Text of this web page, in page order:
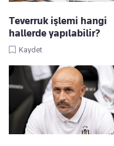
Teverruk işlemi hangi
hallerde yapılabilir?
Kaydet